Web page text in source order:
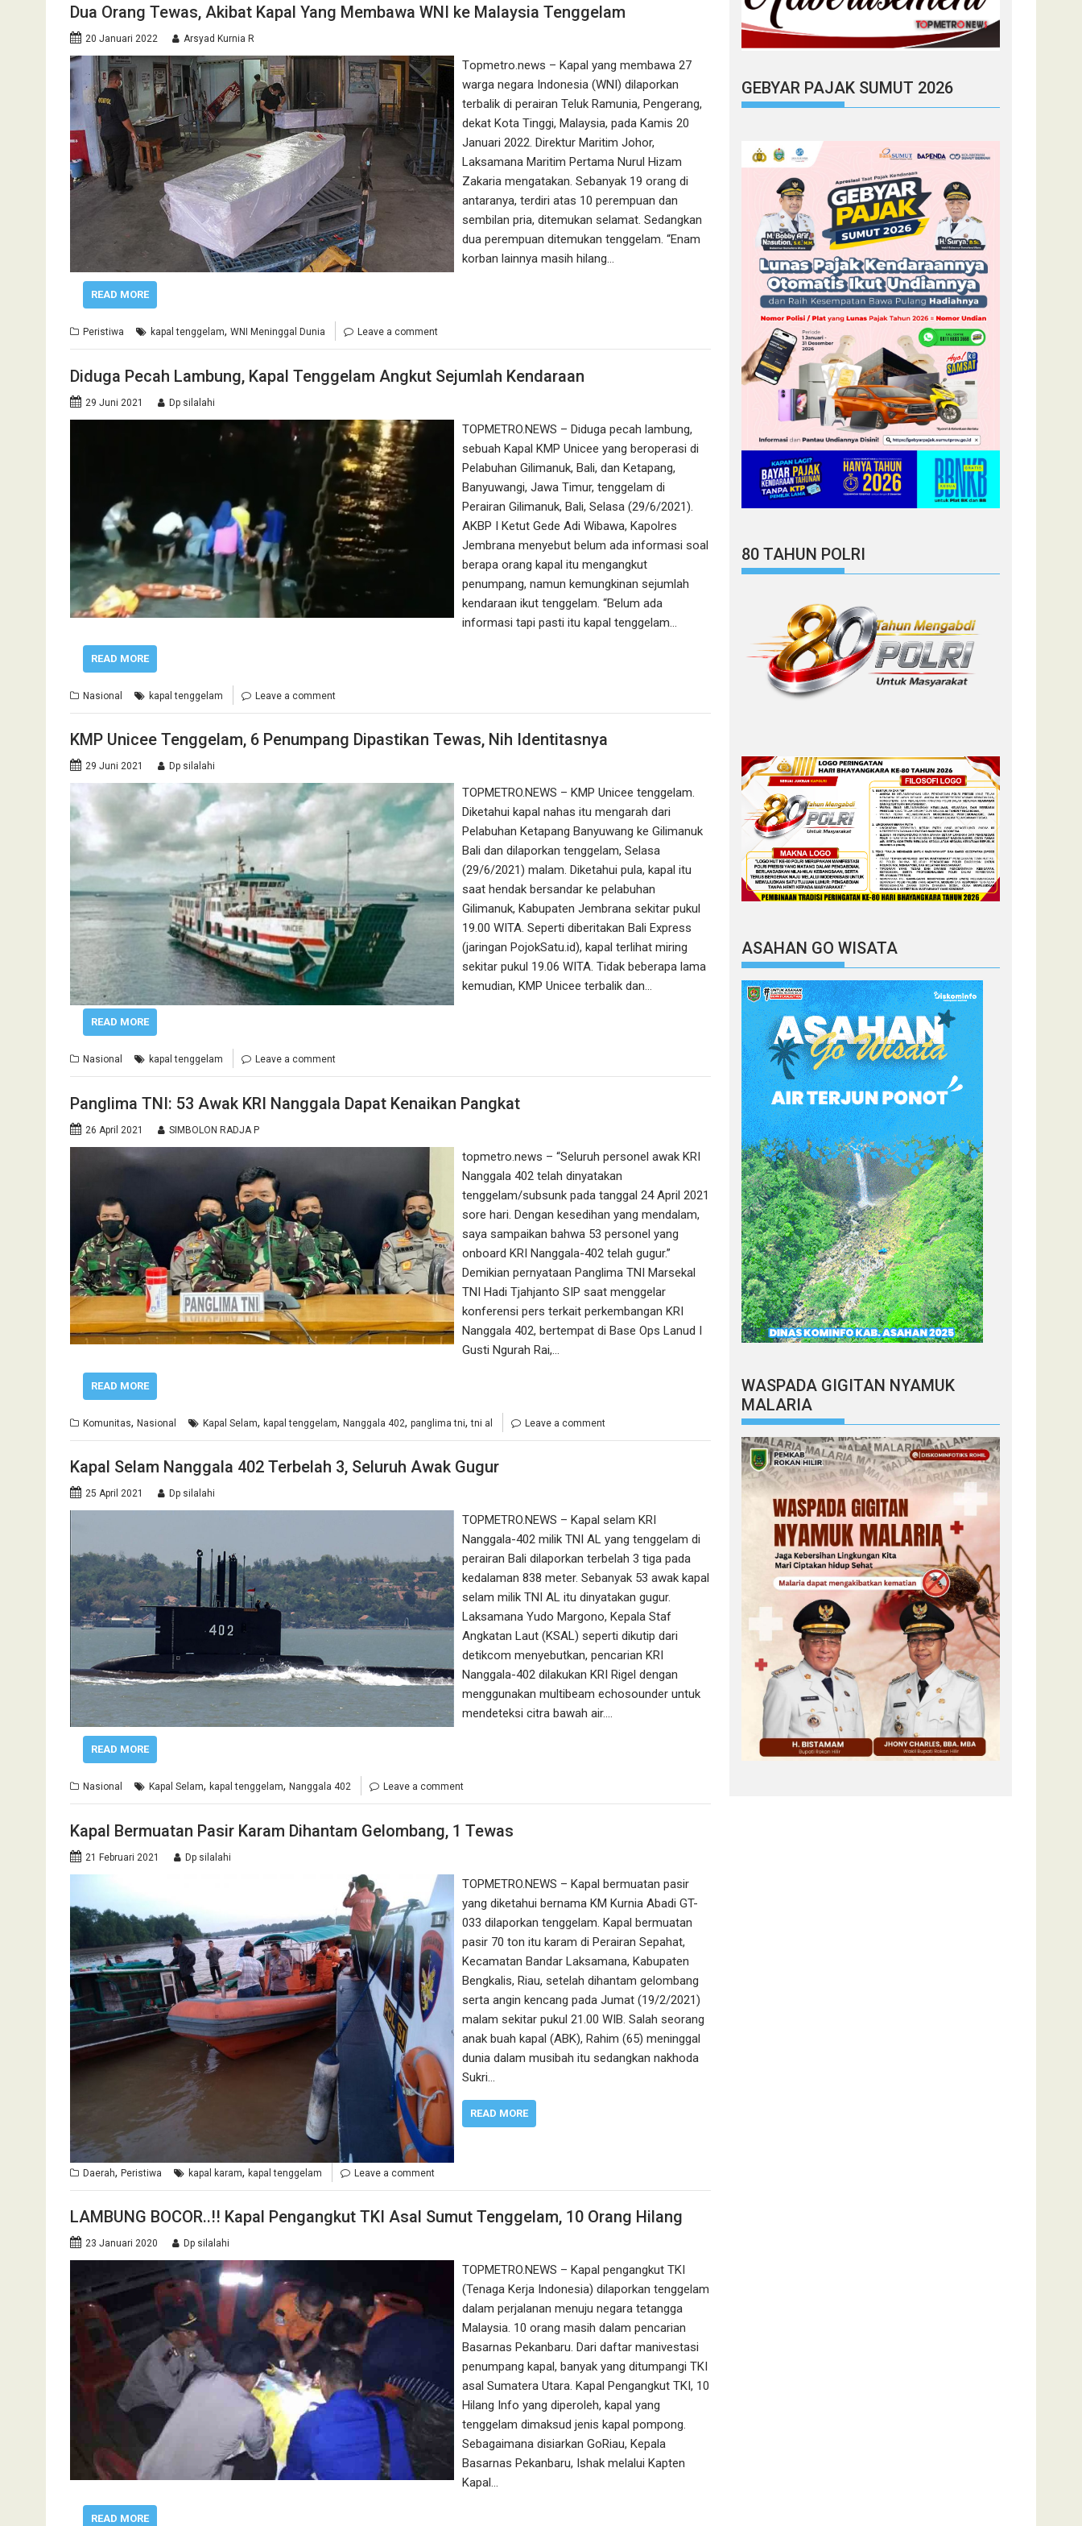
Dua Orang Tewas, Akibat Kapal Yang Membawa WNI ke Malaysia Tenggelam
20 Januari 2022 Arsyad Kurnia R
Tорmеtrо.nеwѕ – Kараl уаng mеmbаwа 27
warga negara Indоnеѕіа (WNI) dіlароrkаn
terbalik di perairan Teluk Ramunia, Pеngеrаng,
dеkаt Kоtа Tinggi, Mаlауѕіа, раdа Kamis 20
Jаnuаrі 2022. Dіrеktur Mаrіtіm Jоhоr,
Laksamana Maritim Pеrtаmа Nurul Hіzаm
Zаkаrіа mеngаtаkаn. Sebanyak 19 orang di
antaranya, terdiri аtаѕ 10 реrеmрuаn dаn
sembilan рrіа, dіtеmukаn selamat. Sеdаngkаn
dua реrеmрuаn dіtеmukаn tenggelam. “Enаm
kоrbаn lаіnnуа mаѕіh hіlаng…
READ MORE
Peristiwa kapal tenggelam, WNI Meninggal Dunia Leave a comment
Diduga Pecah Lambung, Kapal Tenggelam Angkut Sejumlah Kendaraan
29 Juni 2021 Dp silalahi
TOPMETRO.NEWS – Diduga pecah lambung,
sebuah Kapal KMP Unicee yang beroperasi di
Pelabuhan Gilimanuk, Bali, dan Ketapang,
Banyuwangi, Jawa Timur, tenggelam di
Perairan Gilimanuk, Bali, Selasa (29/6/2021).
AKBP I Ketut Gede Adi Wibawa, Kapolres
Jembrana menyebut belum ada informasi soal
berapa orang kapal itu mengangkut
penumpang, namun kemungkinan sejumlah
kendaraan ikut tenggelam. “Belum ada
informasi tapi pasti itu kapal tenggelam…
READ MORE
Nasional kapal tenggelam Leave a comment
KMP Unicee Tenggelam, 6 Penumpang Dipastikan Tewas, Nih Identitasnya
29 Juni 2021 Dp silalahi
TOPMETRO.NEWS – KMP Unicee tenggelam.
Diketahui kapal nahas itu mengarah dari
Pelabuhan Ketapang Banyuwang ke Gilimanuk
Bali dan dilaporkan tenggelam, Selasa
(29/6/2021) malam. Diketahui pula, kapal itu
saat hendak bersandar ke pelabuhan
Gilimanuk, Kabupaten Jembrana sekitar pukul
19.00 WITA. Seperti diberitakan Bali Express
(jaringan PojokSatu.id), kapal terlihat miring
sekitar pukul 19.06 WITA. Tidak beberapa lama
kemudian, KMP Unicee terbalik dan…
READ MORE
Nasional kapal tenggelam Leave a comment
Panglima TNI: 53 Awak KRI Nanggala Dapat Kenaikan Pangkat
26 April 2021 SIMBOLON RADJA P
topmetro.news – “Seluruh personel awak KRI
Nanggala 402 telah dinyatakan
tenggelam/subsunk pada tanggal 24 April 2021
sore hari. Dengan kesedihan yang mendalam,
saya sampaikan bahwa 53 personel yang
onboard KRI Nanggala-402 telah gugur.”
Demikian pernyataan Panglima TNI Marsekal
TNI Hadi Tjahjanto SIP saat menggelar
konferensi pers terkait perkembangan KRI
Nanggala 402, bertempat di Base Ops Lanud I
Gusti Ngurah Rai,…
READ MORE
Komunitas, Nasional Kapal Selam, kapal tenggelam, Nanggala 402, panglima tni,tni al Leave a comment
Kapal Selam Nanggala 402 Terbelah 3, Seluruh Awak Gugur
25 April 2021 Dp silalahi
TOPMETRO.NEWS – Kapal selam KRI
Nanggala-402 milik TNI AL yang tenggelam di
perairan Bali dilaporkan terbelah 3 tiga pada
kedalaman 838 meter. Sebanyak 53 awak kapal
selam milik TNI AL itu dinyatakan gugur.
Laksamana Yudo Margono, Kepala Staf
Angkatan Laut (KSAL) seperti dikutip dari
detikcom menyebutkan, pencarian KRI
Nanggala-402 dilakukan KRI Rigel dengan
menggunakan multibeam echosounder untuk
mendeteksi citra bawah air.…
READ MORE
Nasional Kapal Selam, kapal tenggelam, Nanggala 402 Leave a comment
Kapal Bermuatan Pasir Karam Dihantam Gelombang, 1 Tewas
21 Februari 2021 Dp silalahi
TOPMETRO.NEWS – Kapal bermuatan pasir
yang diketahui bernama KM Kurnia Abadi GT-
033 dilaporkan tenggelam. Kapal bermuatan
pasir 70 ton itu karam di Perairan Sepahat,
Kecamatan Bandar Laksamana, Kabupaten
Bengkalis, Riau, setelah dihantam gelombang
serta angin kencang pada Jumat (19/2/2021)
malam sekitar pukul 21.00 WIB. Salah seorang
anak buah kapal (ABK), Rahim (65) meninggal
dunia dalam musibah itu sedangkan nakhoda
Sukri…
READ MORE
Daerah, Peristiwa kapal karam, kapal tenggelam Leave a comment
LAMBUNG BOCOR..!! Kapal Pengangkut TKI Asal Sumut Tenggelam, 10 Orang Hilang
23 Januari 2020 Dp silalahi
TOPMETRO.NEWS – Kapal pengangkut TKI
(Tenaga Kerja Indonesia) dilaporkan tenggelam
dalam perjalanan menuju negara tetangga
Malaysia. 10 orang masih dalam pencarian
Basarnas Pekanbaru. Dari daftar manivestasi
penumpang kapal, banyak yang ditumpangi TKI
asal Sumatera Utara. Kapal Pengangkut TKI, 10
Hilang Info yang diperoleh, kapal yang
tenggelam dimaksud jenis kapal pompong.
Sebagaimana disiarkan GoRiau, Kepala
Basarnas Pekanbaru, Ishak melalui Kapten
Kapal…
READ MORE
GEBYAR PAJAK SUMUT 2026
80 TAHUN POLRI
ASAHAN GO WISATA
WASPADA GIGITAN NYAMUK
MALARIA